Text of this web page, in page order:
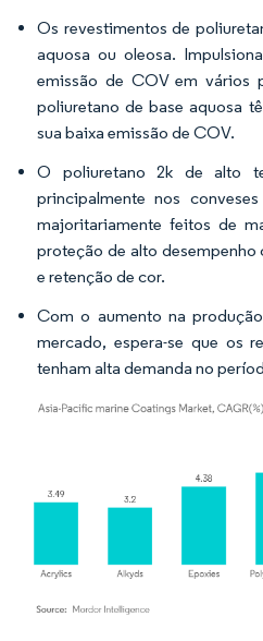
Os revestimentos de
aquosa ou oleosa.
emissão de COV em vários
poliuretano de base aquosa
sua baixa emissão de COV.
O poliuretano 2k de alto
principalmente nos
majoritariamente feitos de
proteção de alto desempenho
e retenção de cor.
Com o aumento na
mercado, espera-se que os
tenham alta demanda no